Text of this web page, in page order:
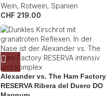
Wein, Rotwein, Spanien
CHF 219.00
Alexander vs. The Ham Factory
RESERVA Ribera del Duero DO